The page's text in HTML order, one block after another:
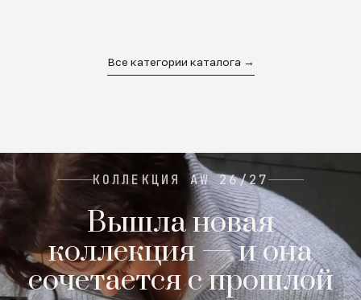
Все категории каталога →
КОЛЛЕКЦИЯ AW 26/27
Вышла новая
коллекция — и она
сочетается с прошлой